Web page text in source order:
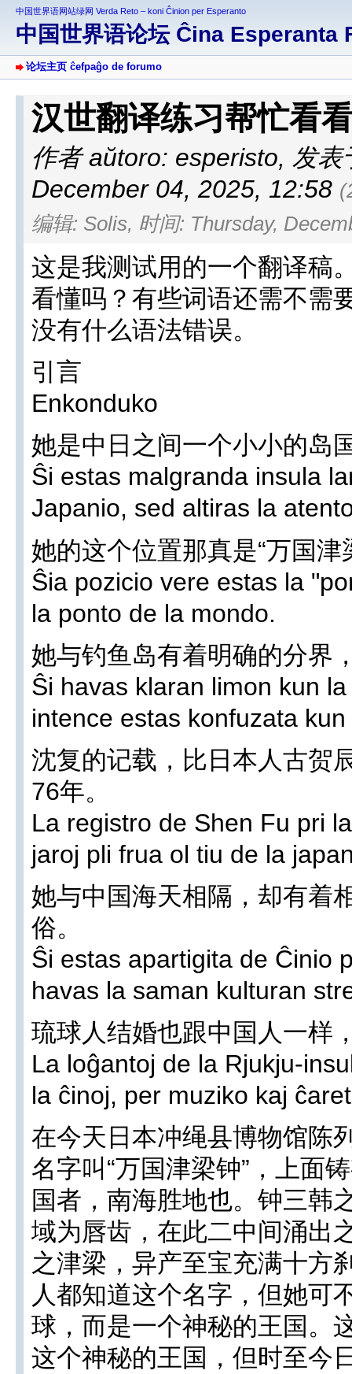
中国世界语网站绿网 Verda Reto – koni Ĉinion per Esperanto
中国世界语论坛 Ĉina Esperanta
论坛主页 ĉefpaĝo de forumo
汉世翻译练习帮忙看
作者 aŭtoro: esperisto, 发表
December 04, 2025, 12:58
编辑: Solis, 时间: Thursday,
这是我测试用的一个翻译稿
看懂吗？有些词语还需不需
没有什么语法错误。
引言
Enkonduko
她是中日之间一个小小的岛
Ŝi estas malgranda insula
Japanio, sed altiras la
她的这个位置那真是“万国
Ŝia pozicio vere estas la
la ponto de la mondo.
她与钓鱼岛有着明确的分界
Ŝi havas klaran limon kun
intence estas konfuzata kun
沈复的记载，比日本人古贺
76年。
La registro de Shen Fu pri
jaroj pli frua ol tiu de la
她与中国海天相隔，却有着
俗。
Ŝi estas apartigita de Ĉinio
havas la saman kulturan
琉球人结婚也跟中国人一样
La loĝantoj de la Rjukju-
la ĉinoj, per muziko kaj
在今天日本冲绳县博物馆陈
名字叫“万国津梁钟”，上面
国者，南海胜地也。钟三韩
域为唇齿，在此二中间涌出
之津梁，异产至宝充满十方
人都知道这个名字，但她可
球，而是一个神秘的王国。
这个神秘的王国，但时至今